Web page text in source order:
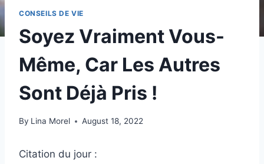
CONSEILS DE VIE
Soyez Vraiment Vous-
Même, Car Les Autres
Sont Déjà Pris !
By Lina Morel August 18, 2022
Citation du jour :